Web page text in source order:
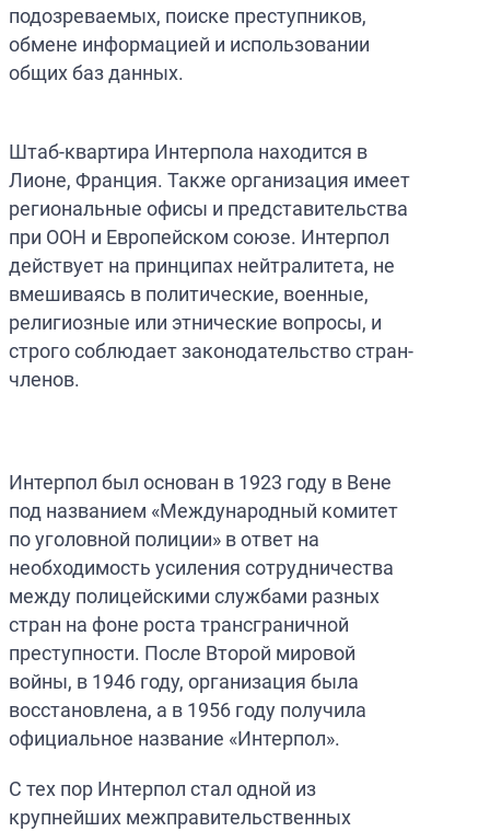
подозреваемых, поиске преступников,
обмене информацией и использовании
общих баз данных.
Штаб-квартира Интерпола находится в
Лионе, Франция. Также организация имеет
региональные офисы и представительства
при ООН и Европейском союзе. Интерпол
действует на принципах нейтралитета, не
вмешиваясь в политические, военные,
религиозные или этнические вопросы, и
строго соблюдает законодательство стран-
членов.
Интерпол был основан в 1923 году в Вене
под названием «Международный комитет
по уголовной полиции» в ответ на
необходимость усиления сотрудничества
между полицейскими службами разных
стран на фоне роста трансграничной
преступности. После Второй мировой
войны, в 1946 году, организация была
восстановлена, а в 1956 году получила
официальное название «Интерпол».
С тех пор Интерпол стал одной из
крупнейших межправительственных